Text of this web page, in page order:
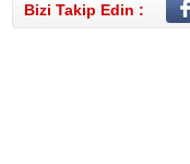
Bizi Takip Edin :